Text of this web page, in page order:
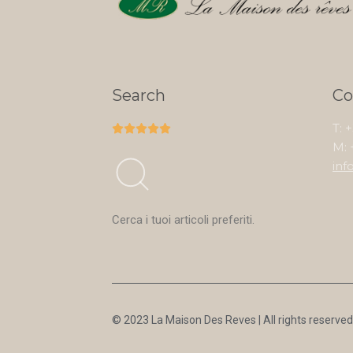
Search

Cerca i tuoi articoli preferiti.
T:
M:
© 2023 La Maison Des Reves | All rights reserved